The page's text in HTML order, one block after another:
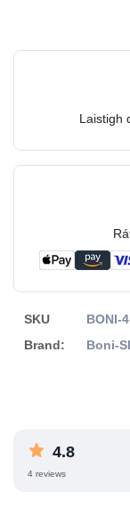
Laistigh
SKU
BONI-
Brand:
Boni-
4.8
4 reviews